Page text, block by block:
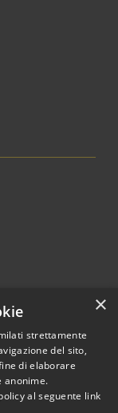
2026 • Comune di
• Powered by
×
strettamente
del sito,
di elaborare
anonime.
al seguente link